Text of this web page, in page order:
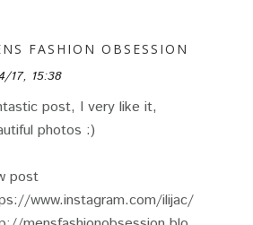
FASHION OBSESSION
17, 15:38
post, I very like it,
photos :)
post
www.instagram.com/ilijac/